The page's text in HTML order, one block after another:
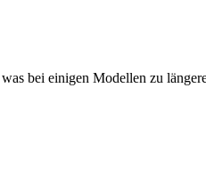
bei einigen Modellen zu